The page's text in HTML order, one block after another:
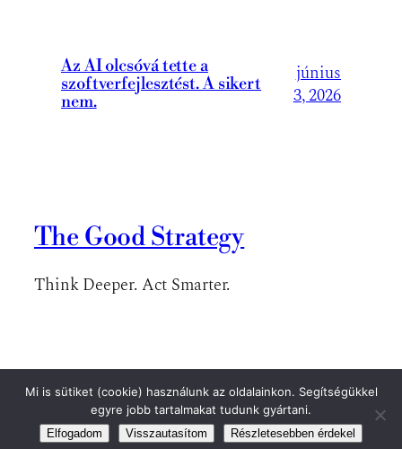
Az AI olcsóvá tette a
szoftverfejlesztést. A sikert
nem.
június
3, 2026
The Good Strategy
Think Deeper. Act Smarter.
A blog tartalmait csak a szerző engedélyével lehet átvenni.
Mi is sütiket (cookie) használunk az oldalainkon. Segítségükkel
egyre jobb tartalmakat tudunk gyártani.
Elfogadom Visszautasítom Részletesebben érdekel